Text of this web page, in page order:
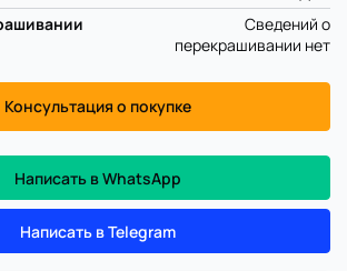
Сведений о
перекрашивании нет
Консультация о покупке
Написать в WhatsApp
Написать в Telegram